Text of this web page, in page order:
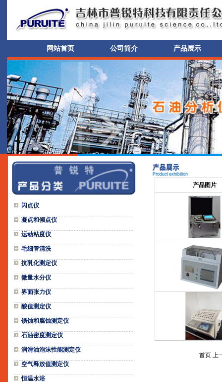
网站首页 公司简介 产品展示
闪点仪
凝点和倾点仪
运动粘度仪
毛细管清洗
抗乳化测定仪
微量水分仪
界面张力仪
酸值测定仪
锈蚀和腐蚀测定仪
石油密度测定仪
润滑油泡沫性能测定仪
空气释放值测定仪
恒温水浴
产品图片
首页 上